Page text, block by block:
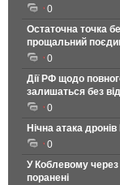
0
Остаточна точка
прощальний
0
Дії РФ щодо
залишаться без
0
Нічна атака
0
У Коблевому через
поранені